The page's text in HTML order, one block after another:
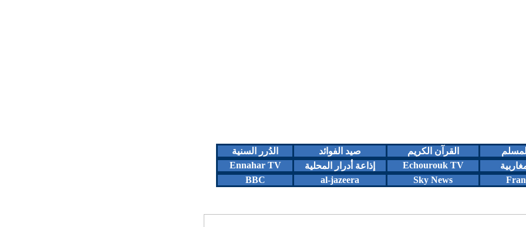
القرآن الكريم صيد الفوائد
الدُرر السنية
Echourouk TV إذاعة أدرار المحلية
Ennahar TV
Sky News
al-jazeera
BBC